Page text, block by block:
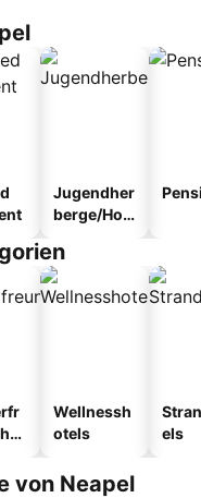
Jugendher
berge/Hos
Wellnessh
otels
els
von Neapel